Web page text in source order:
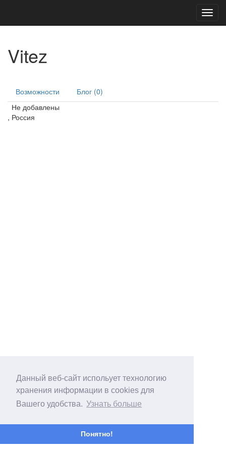
Данный веб-сайт испольует технологию
хранения информации в cookies для
Вашего удобства. Узнать больше
Понятно!
Vitez
Возможности
Блог (0)
Не добавлены
, Россия